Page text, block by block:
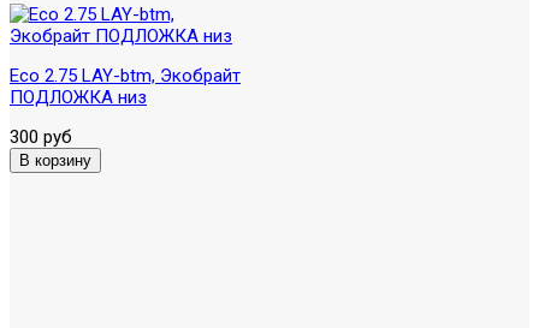
Eco 2.75 LAY-btm, Экобрайт
ПОДЛОЖКА низ
300 руб